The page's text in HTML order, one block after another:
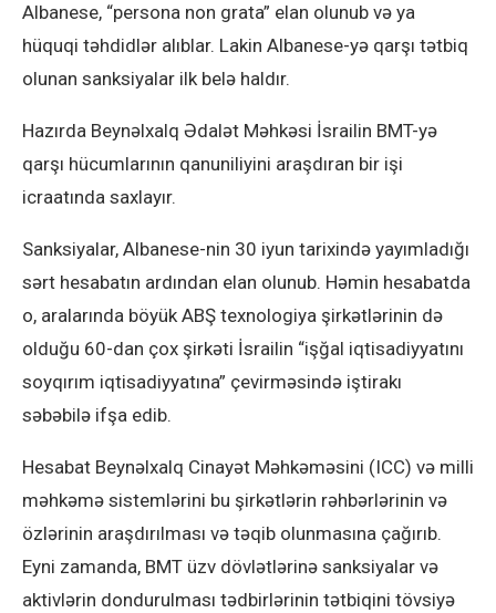
Albanese, “persona non grata” elan olunub və ya
hüquqi təhdidlər alıblar. Lakin Albanese-yə qarşı tətbiq
olunan sanksiyalar ilk belə haldır.
Hazırda Beynəlxalq Ədalət Məhkəsi İsrailin BMT-yə
qarşı hücumlarının qanuniliyini araşdıran bir işi
icraatında saxlayır.
Sanksiyalar, Albanese-nin 30 iyun tarixində yayımladığı
sərt hesabatın ardından elan olunub. Həmin hesabatda
o, aralarında böyük ABŞ texnologiya şirkətlərinin də
olduğu 60-dan çox şirkəti İsrailin “işğal iqtisadiyyatını
soyqırım iqtisadiyyatına” çevirməsində iştirakı
səbəbilə ifşa edib.
Hesabat Beynəlxalq Cinayət Məhkəməsini (ICC) və milli
məhkəmə sistemlərini bu şirkətlərin rəhbərlərinin və
özlərinin araşdırılması və təqib olunmasına çağırıb.
Eyni zamanda, BMT üzv dövlətlərinə sanksiyalar və
aktivlərin dondurulması tədbirlərinin tətbiqini tövsiyə